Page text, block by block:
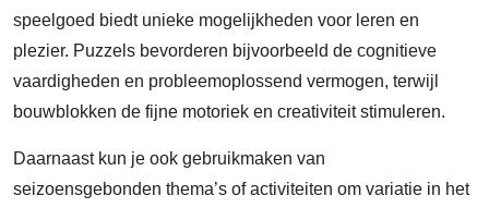
speelgoed biedt unieke mogelijkheden voor leren en
plezier. Puzzels bevorderen bijvoorbeeld de cognitieve
vaardigheden en probleemoplossend vermogen, terwijl
bouwblokken de fijne motoriek en creativiteit stimuleren.
Daarnaast kun je ook gebruikmaken van
seizoensgebonden thema’s of activiteiten om variatie in het